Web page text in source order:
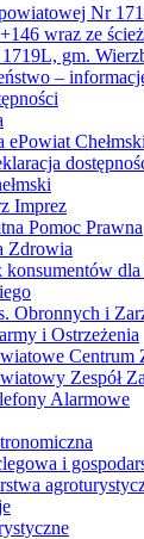
Nr
wraz ze
gm.
–
ePowiat Chełmski
Imprez
Pomoc Prawna
Zdrowia
konsumentów
Obronnych i
i Ostrzeżenia
Centrum
Zespół
Alarmowe
i